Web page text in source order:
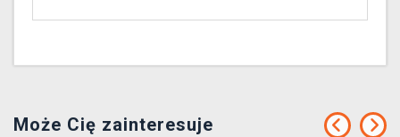
Może Cię zainteresuje